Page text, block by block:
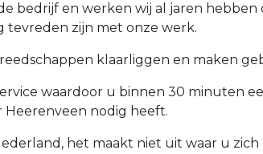
bedrijf en werken wij al jaren
tevreden zijn met onze werk.
klaarliggen en maken
waardoor u binnen 30 minuten
Heerenveen nodig heeft.
het maakt niet uit waar u zich